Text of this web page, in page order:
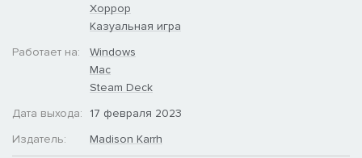
Хоррор
Казуальная игра
Работает на:
Windows
Mac
Steam Deck
Дата выхода:
17 февраля 2023
Издатель:
Madison Karrh